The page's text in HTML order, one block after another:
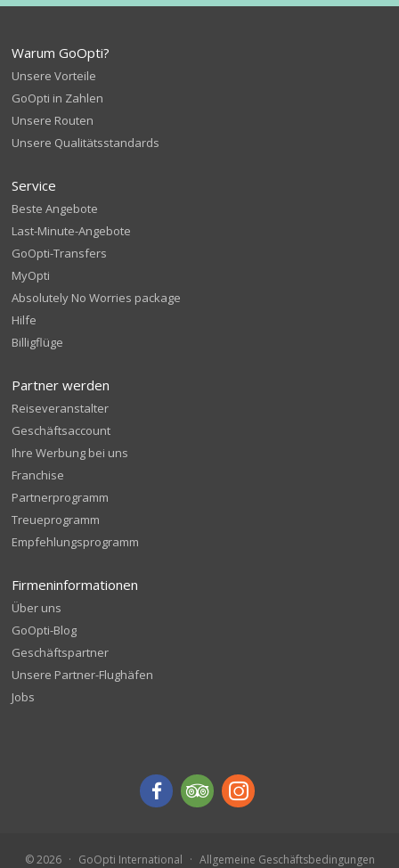
Warum GoOpti?
Unsere Vorteile
GoOpti in Zahlen
Unsere Routen
Unsere Qualitätsstandards
Service
Beste Angebote
Last-Minute-Angebote
GoOpti-Transfers
MyOpti
Absolutely No Worries package
Hilfe
Billigflüge
Partner werden
Reiseveranstalter
Geschäftsaccount
Ihre Werbung bei uns
Franchise
Partnerprogramm
Treueprogramm
Empfehlungsprogramm
Firmeninformationen
Über uns
GoOpti-Blog
Geschäftspartner
Unsere Partner-Flughäfen
Jobs
© 2026 GoOpti International Allgemeine Geschäftsbedingungen